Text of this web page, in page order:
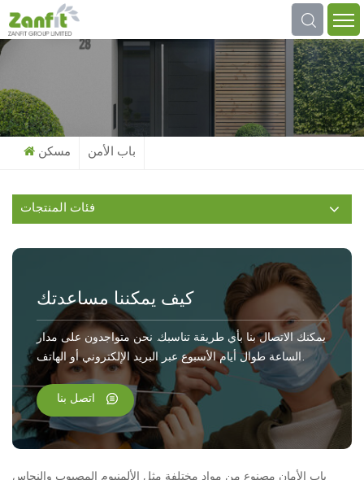
مسكن باب الأمن
فئات المنتجات
كيف يمكننا مساعدتك
يمكنك الاتصال بنا بأي طريقة تناسبك. نحن متواجدون على مدار
الساعة طوال أيام الأسبوع عبر البريد الإلكتروني أو الهاتف.
باب الأمان مصنوع من مواد مختلفة مثل الألمنيوم المصبوب والنحاس